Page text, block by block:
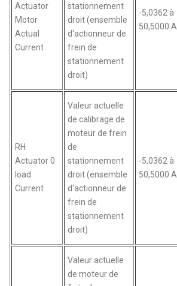
Actuator
Motor
Actual
Current
stationnement
droit (ensemble
d'actionneur de
frein de
stationnement
droit)
-5,0362 à
50,5000 A
RH
Actuator 0
load
Current
Valeur actuelle
de calibrage de
moteur de frein
de
stationnement
droit (ensemble
d'actionneur de
frein de
stationnement
droit)
-5,0362 à
50,5000 A
Valeur actuelle
de moteur de